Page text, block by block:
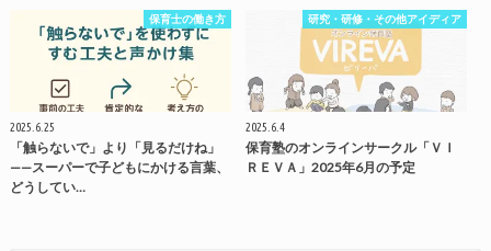
保育士の働き方
2025.6.25
「触らないで」より「見るだけね」
——スーパーで子どもにかける言葉、
どうしてい…
研究・研修・その他アイディア
2025.6.4
保育塾のオンラインサークル「ＶＩ
ＲＥＶＡ」2025年6月の予定